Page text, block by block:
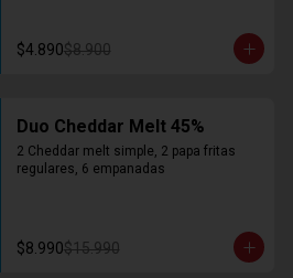
$4.890$8.900
Duo Cheddar Melt 45%
2 Cheddar melt simple, 2 papa fritas
regulares, 6 empanadas
$8.990$15.990